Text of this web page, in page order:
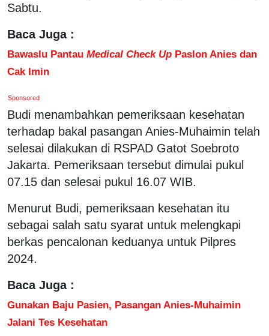
Sabtu.
Baca Juga :
Bawaslu Pantau Medical Check Up Paslon Anies dan
Cak Imin
Sponsored
Budi menambahkan pemeriksaan kesehatan
terhadap bakal pasangan Anies-Muhaimin telah
selesai dilakukan di RSPAD Gatot Soebroto
Jakarta. Pemeriksaan tersebut dimulai pukul
07.15 dan selesai pukul 16.07 WIB.
Menurut Budi, pemeriksaan kesehatan itu
sebagai salah satu syarat untuk melengkapi
berkas pencalonan keduanya untuk Pilpres
2024.
Baca Juga :
Gunakan Baju Pasien, Pasangan Anies-Muhaimin
Jalani Tes Kesehatan